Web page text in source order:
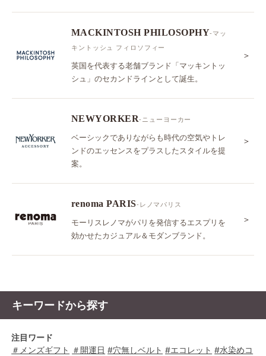
MACKINTOSH PHILOSOPHY-マッ
キントッシュ フィロソフィー
英国を代表する老舗ブランド「マッキントッ
シュ」のセカンドラインとして誕生。
＞
NEWYORKER-ニューヨーカー
ベーシックでありながらも時代の空気やトレ
ンドのエッセンスをプラスしたスタイルを提
案。
＞
renoma PARIS-レノマパリス
モーリスレノマがパリを発信するエスプリを
効かせたカジュアル＆モダンブランド。
＞
キーワードから探す
注目ワード
＃メンズギフト ＃開運日 #穴無しベルト #エコレット #水染めコ